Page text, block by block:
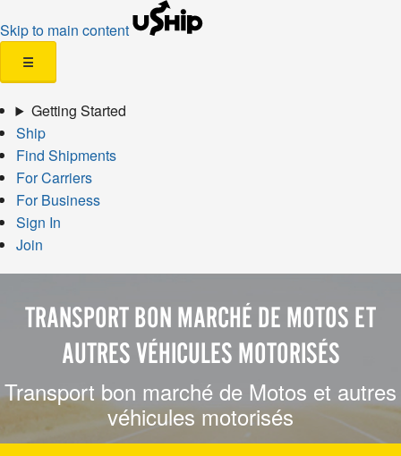
Skip to main content
☰
Getting Started
Ship
Find Shipments
For Carriers
For Business
Sign In
Join
TRANSPORT BON MARCHÉ DE MOTOS ET
AUTRES VÉHICULES MOTORISÉS
Transport bon marché de Motos et autres
véhicules motorisés